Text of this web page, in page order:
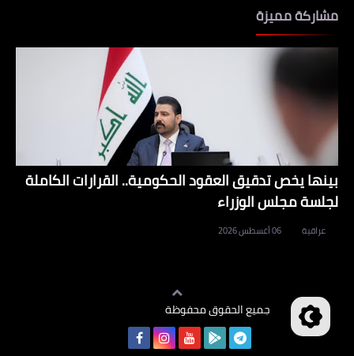
مشاركة مميزة
بينها يخص تدقيق العقود الحكومية.. القرارات الكاملة
لجلسة مجلس الوزراء
عراقية 06 أغسطس 2026
جميع الحقوق محفوظة